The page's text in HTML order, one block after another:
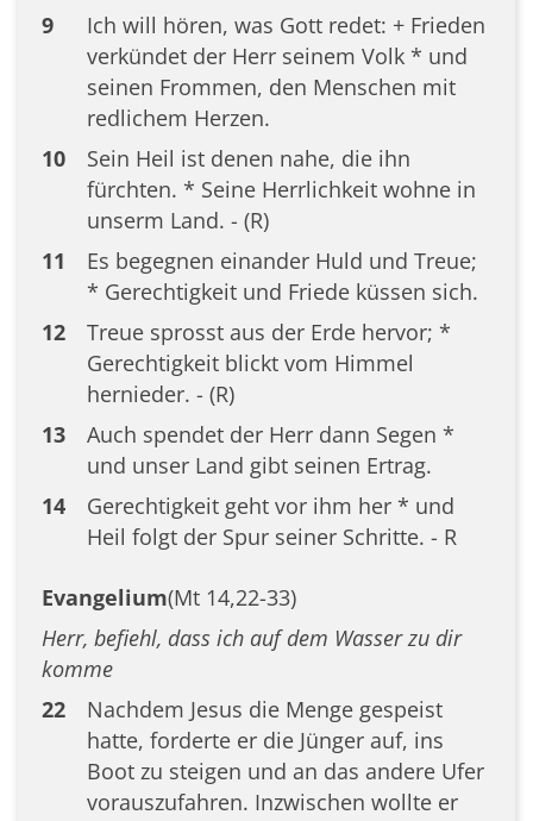
9
Ich will hören, was Gott redet: + Frieden
verkündet der Herr seinem Volk * und
seinen Frommen, den Menschen mit
redlichem Herzen.
10
Sein Heil ist denen nahe, die ihn
fürchten. * Seine Herrlichkeit wohne in
unserm Land. - (R)
11
Es begegnen einander Huld und Treue;
* Gerechtigkeit und Friede küssen sich.
12
Treue sprosst aus der Erde hervor; *
Gerechtigkeit blickt vom Himmel
hernieder. - (R)
13
Auch spendet der Herr dann Segen *
und unser Land gibt seinen Ertrag.
14
Gerechtigkeit geht vor ihm her * und
Heil folgt der Spur seiner Schritte. - R
Evangelium(Mt 14,22-33)
Herr, befiehl, dass ich auf dem Wasser zu dir
komme
22
Nachdem Jesus die Menge gespeist
hatte, forderte er die Jünger auf, ins
Boot zu steigen und an das andere Ufer
vorauszufahren. Inzwischen wollte er